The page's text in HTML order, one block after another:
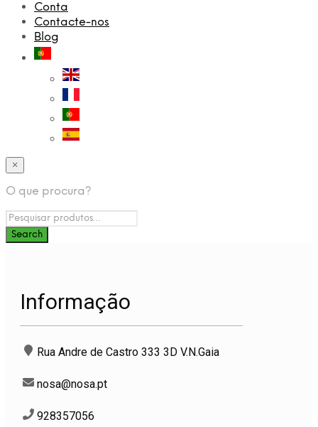
Conta
Contacte-nos
Blog
×
O que procura?
Informação
Rua Andre de Castro 333 3D V.N.Gaia
nosa@nosa.pt
928357056